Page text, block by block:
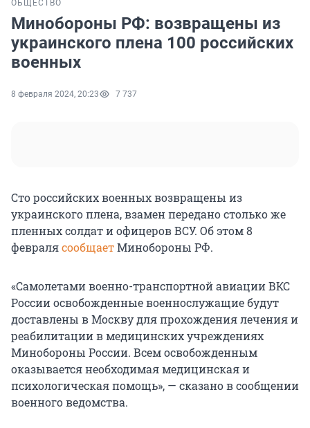
ОБЩЕСТВО
Минобороны РФ: возвращены из
украинского плена 100 российских
военных
8 февраля 2024, 20:23 7 737
Сто российских военных возвращены из
украинского плена, взамен передано столько же
пленных солдат и офицеров ВСУ. Об этом 8
февралясообщаетМинобороны РФ.
«Самолетами военно-транспортной авиации ВКС
России освобожденные военнослужащие будут
доставлены в Москву для прохождения лечения и
реабилитации в медицинских учреждениях
Минобороны России. Всем освобожденным
оказывается необходимая медицинская и
психологическая помощь», — сказано в сообщении
военного ведомства.